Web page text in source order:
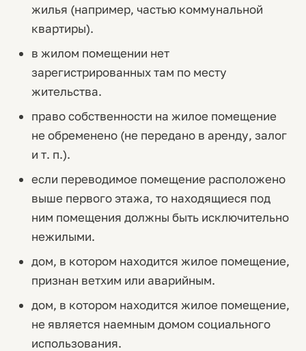
жилья (например, частью коммунальной
квартиры).
в жилом помещении нет
зарегистрированных там по месту
жительства.
право собственности на жилое помещение
не обременено (не передано в аренду, залог
и т. п.).
если переводимое помещение расположено
выше первого этажа, то находящиеся под
ним помещения должны быть исключительно
нежилыми.
дом, в котором находится жилое помещение,
признан ветхим или аварийным.
дом, в котором находится жилое помещение,
не является наемным домом социального
использования.